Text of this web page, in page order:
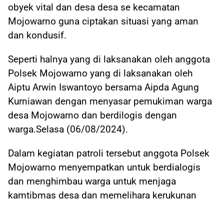
obyek vital dan desa desa se kecamatan
Mojowarno guna ciptakan situasi yang aman
dan kondusif.
Seperti halnya yang di laksanakan oleh anggota
Polsek Mojowarno yang di laksanakan oleh
Aiptu Arwin Iswantoyo bersama Aipda Agung
Kurniawan dengan menyasar pemukiman warga
desa Mojowarno dan berdilogis dengan
warga.Selasa (06/08/2024).
Dalam kegiatan patroli tersebut anggota Polsek
Mojowarno menyempatkan untuk berdialogis
dan menghimbau warga untuk menjaga
kamtibmas desa dan memelihara kerukunan